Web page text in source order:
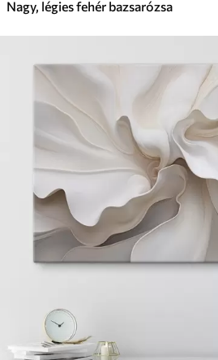
Nagy, légies fehér bazsarózsa